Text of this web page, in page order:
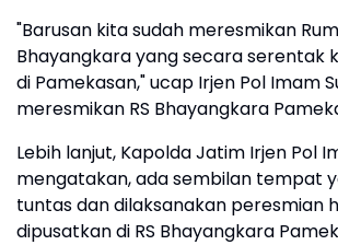
"Barusan kita sudah meresmikan
Bhayangkara yang secara serentak
di Pamekasan," ucap Irjen Pol Imam
meresmikan RS Bhayangkara
Lebih lanjut, Kapolda Jatim Irjen Pol
mengatakan, ada sembilan tempat
tuntas dan dilaksanakan peresmian
dipusatkan di RS Bhayangkara